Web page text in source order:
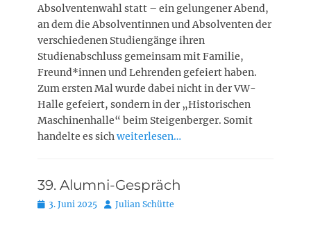
Absolventenwahl statt – ein gelungener Abend,
an dem die Absolventinnen und Absolventen der
verschiedenen Studiengänge ihren
Studienabschluss gemeinsam mit Familie,
Freund*innen und Lehrenden gefeiert haben.
Zum ersten Mal wurde dabei nicht in der VW-
Halle gefeiert, sondern in der „Historischen
Maschinenhalle“ beim Steigenberger. Somit
handelte es sichweiterlesen…
39. Alumni-Gespräch
Posted
3. Juni 2025 AutorJulian Schütte